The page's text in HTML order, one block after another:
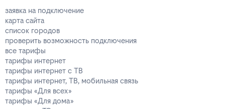
заявка на подключение
карта сайта
список городов
проверить возможность подключения
все тарифы
тарифы интернет
тарифы интернет с ТВ
тарифы интернет, ТВ, мобильная связь
тарифы «Для всех»
тарифы «Для дома»